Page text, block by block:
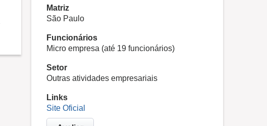
Matriz
São Paulo
Funcionários
Micro empresa (até 19 funcionários)
Setor
Outras atividades empresariais
Links
Site Oficial